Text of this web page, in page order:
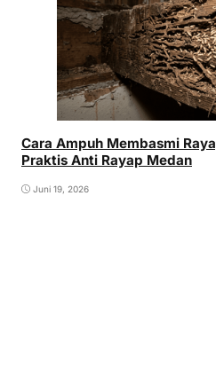
Cara Ampuh Membasmi
Praktis Anti Rayap Medan
Juni 19, 2026